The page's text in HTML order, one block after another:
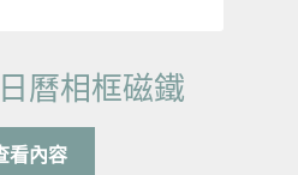
曆相框磁鐵
看內容